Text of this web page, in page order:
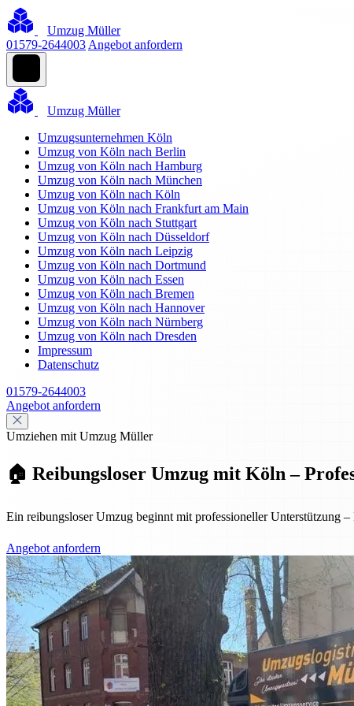
Umzug Müller
01579-2644003 Angebot anfordern
Umzug Müller
Umzugsunternehmen Köln
Umzug von Köln nach Berlin
Umzug von Köln nach Hamburg
Umzug von Köln nach München
Umzug von Köln nach Köln
Umzug von Köln nach Frankfurt am Main
Umzug von Köln nach Stuttgart
Umzug von Köln nach Düsseldorf
Umzug von Köln nach Leipzig
Umzug von Köln nach Dortmund
Umzug von Köln nach Essen
Umzug von Köln nach Bremen
Umzug von Köln nach Hannover
Umzug von Köln nach Nürnberg
Umzug von Köln nach Dresden
Impressum
Datenschutz
01579-2644003
Angebot anfordern
Umziehen mit Umzug Müller
🏠 Reibungsloser Umzug mit Köln –
Ein reibungsloser Umzug beginnt mit professioneller Unterstützung
Angebot anfordern